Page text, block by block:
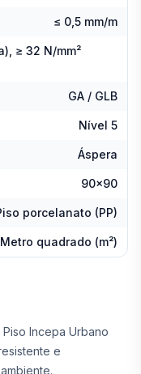
≤ 0,5 mm/m
≥ 32 N/mm²
GA / GLB
Nível 5
Áspera
90x90
porcelanato (PP)
Metro quadrado (m²)
Incepa Urbano
e